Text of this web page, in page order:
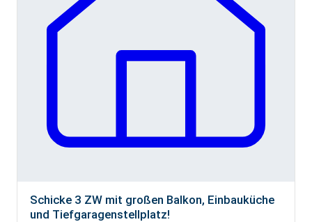
Schicke 3 ZW mit großen Balkon, Einbauküche
und Tiefgaragenstellplatz!